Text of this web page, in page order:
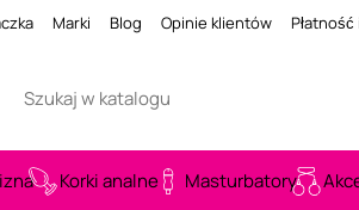
Marki Blog Opinie klientów
Korki analne Masturbatory